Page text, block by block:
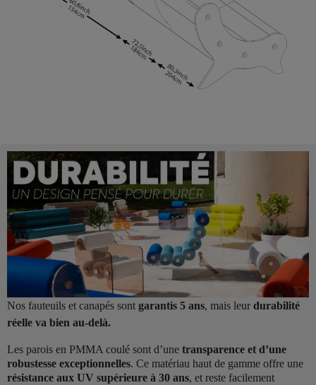
Nos fauteuils et canapés sont garantis 5 ans, mais leur durabilité
réelle va bien au-delà.
Les parois en PMMA coulé sont d’une transparence et d’une
robustesse exceptionnelles. Ce matériau haut de gamme offre une
résistance aux UV supérieure à 30 ans, et reste facilement